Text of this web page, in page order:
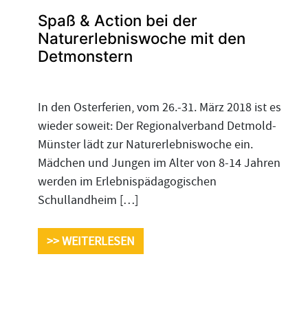
Spaß & Action bei der
Naturerlebniswoche mit den
Detmonstern
In den Osterferien, vom 26.-31. März 2018 ist es
wieder soweit: Der Regionalverband Detmold-
Münster lädt zur Naturerlebniswoche ein.
Mädchen und Jungen im Alter von 8-14 Jahren
werden im Erlebnispädagogischen
Schullandheim […]
>> WEITERLESEN